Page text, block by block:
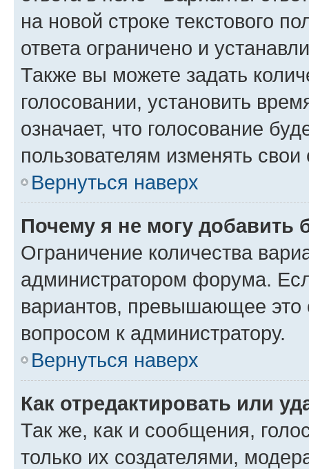
на новой строке текстового
ответа ограничено и
Также вы можете задать
голосовании, установить
означает, что голосование
пользователям изменять свои
Вернуться наверх
Почему я не могу добавить
Ограничение количества
администратором форума.
вариантов, превышающее это
вопросом к администратору.
Вернуться наверх
Как отредактировать или
Так же, как и сообщения,
только их создателями,